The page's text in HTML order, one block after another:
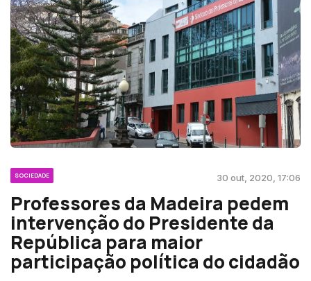
SOCIEDADE 30 out, 2020, 17:06
Professores da Madeira pedem
intervenção do Presidente da
República para maior
participação política do cidadão